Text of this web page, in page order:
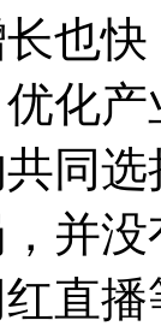
也
化
同
并
直